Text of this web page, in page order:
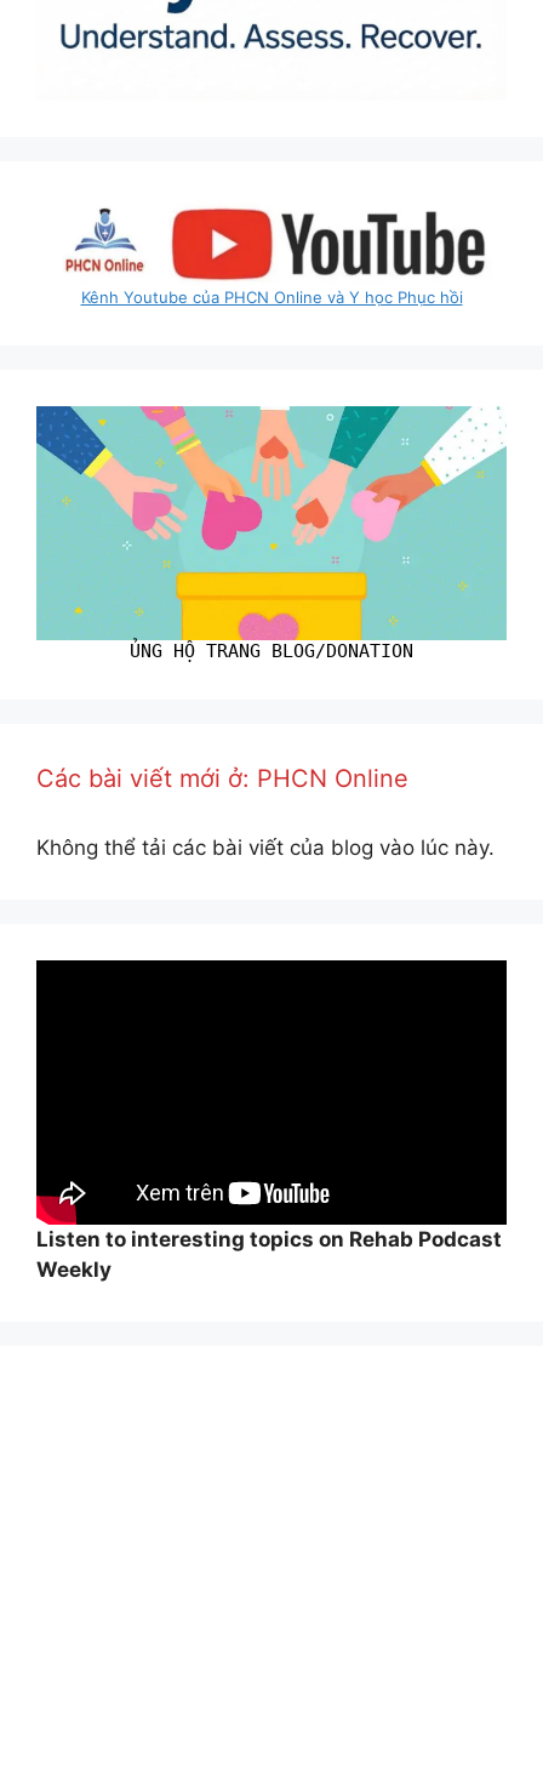
Kênh Youtube của PHCN Online và Y học Phục hồi
ỦNG HỘ TRANG BLOG/DONATION
Các bài viết mới ở: PHCN Online
Không thể tải các bài viết của blog vào lúc này.
Listen to interesting topics on Rehab Podcast
Weekly